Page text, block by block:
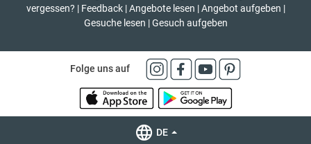
vergessen? | Feedback | Angebote lesen | Angebot aufgeben |
Gesuche lesen | Gesuch aufgeben
Folge uns auf
DE